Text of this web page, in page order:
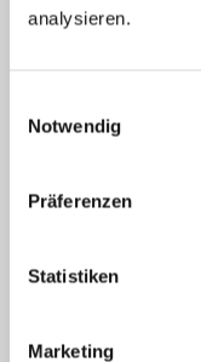
analysieren.
Notwendig
Präferenzen
Statistiken
Marketing